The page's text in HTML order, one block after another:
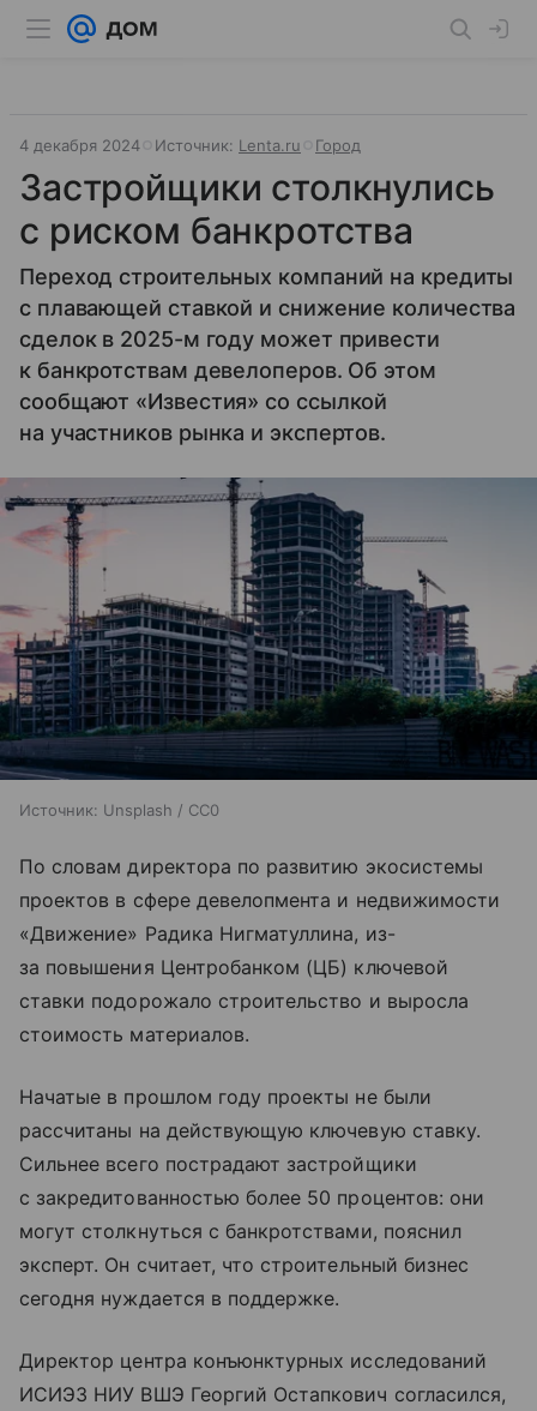
4 декабря 2024 Источник: Lenta.ru Город
Застройщики столкнулись
с риском банкротства
Переход строительных компаний на кредиты
с плавающей ставкой и снижение количества
сделок в 2025-м году может привести
к банкротствам девелоперов. Об этом
сообщают «Известия» со ссылкой
на участников рынка и экспертов.
Источник: Unsplash / CC0
По словам директора по развитию экосистемы
проектов в сфере девелопмента и недвижимости
«Движение» Радика Нигматуллина, из-
за повышения Центробанком (ЦБ) ключевой
ставки подорожало строительство и выросла
стоимость материалов.
Начатые в прошлом году проекты не были
рассчитаны на действующую ключевую ставку.
Сильнее всего пострадают застройщики
с закредитованностью более 50 процентов: они
могут столкнуться с банкротствами, пояснил
эксперт. Он считает, что строительный бизнес
сегодня нуждается в поддержке.
Директор центра конъюнктурных исследований
ИСИЭЗ НИУ ВШЭ Георгий Остапкович согласился,